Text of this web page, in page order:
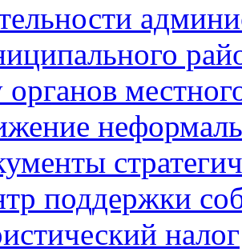
органов
поддержки
налог